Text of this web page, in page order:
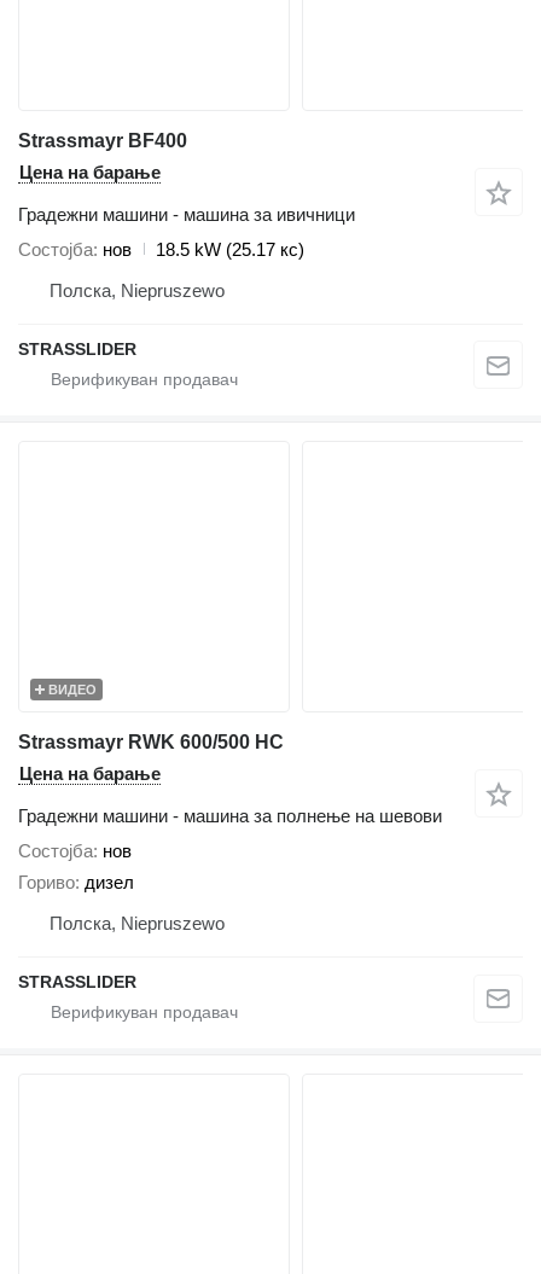
Strassmayr BF400
Цена на барање
Градежни машини - машина за ивичници
Состојба нов
18.5 kW (25.17 кс)
Полска, Niepruszewo
STRASSLIDER
ВИДЕО
Strassmayr RWK 600/500 HC
Цена на барање
Градежни машини - машина за полнење на шевови
Состојба нов
Гориво дизел
Полска, Niepruszewo
STRASSLIDER